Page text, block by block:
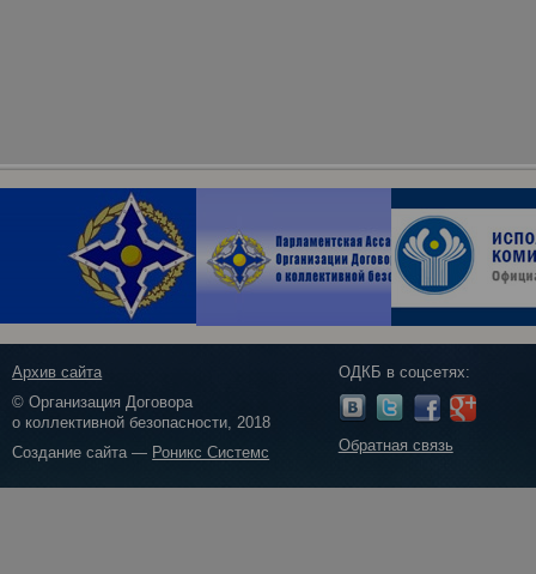
Архив сайта
© Организация Договора
о коллективной безопасности, 2018
Создание сайта — Роникс Системс
ОДКБ в соцсетях:
Обратная связь